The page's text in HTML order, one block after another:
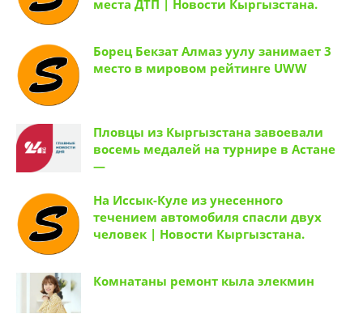
места ДТП | Новости Кыргызстана.
Борец Бекзат Алмаз уулу занимает 3
место в мировом рейтинге UWW
Пловцы из Кыргызстана завоевали
восемь медалей на турнире в Астане
—
На Иссык-Куле из унесенного
течением автомобиля спасли двух
человек | Новости Кыргызстана.
Комнатаны ремонт кыла элекмин